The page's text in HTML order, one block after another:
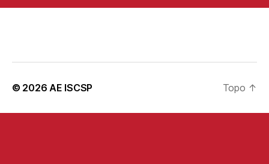
© 2026AE ISCSP Topo ↑